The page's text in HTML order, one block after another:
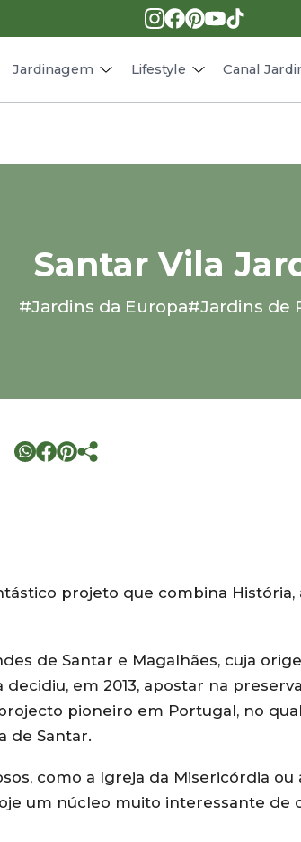
Jardinagem Lifestyle
Receitas
Canal
Santar Vila
#Jardins da Europa#Jardins de
projeto que combina História,
de Santar e Magalhães, cuja
decidiu, em 2013, apostar na
pioneiro em Portugal, no
de Santar.
como a Igreja da Misericórdia ou
um núcleo muito interessante de